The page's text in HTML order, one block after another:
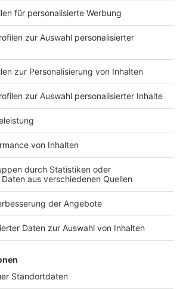
GROUP
Kontakt
Studio-Hotline
Verkehrs-Hotline
Newsletter